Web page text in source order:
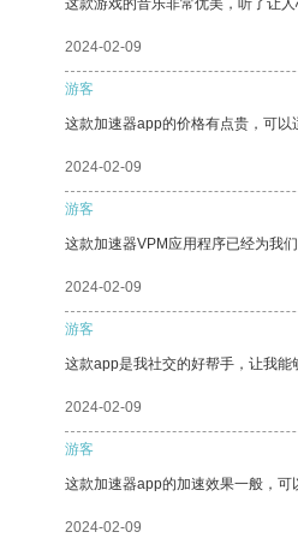
这款游戏的音乐非常优美，听了让人
2024-02-09
游客
这款加速器app的价格有点贵，可以
2024-02-09
游客
这款加速器VPM应用程序已经为我
2024-02-09
游客
这款app是我社交的好帮手，让我能
2024-02-09
游客
这款加速器app的加速效果一般，可
2024-02-09